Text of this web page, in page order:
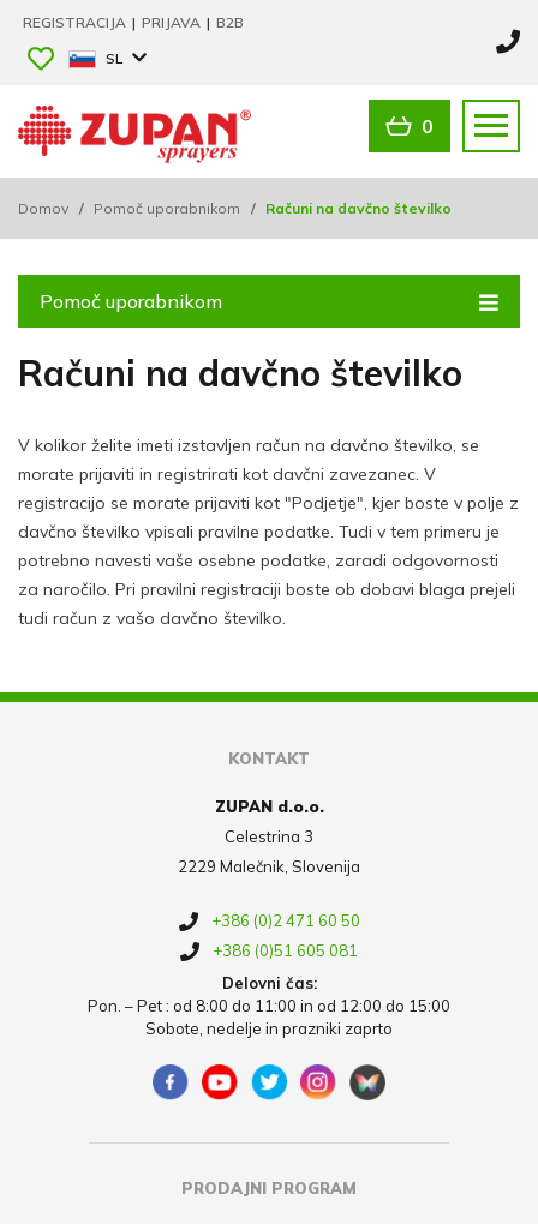
REGISTRACIJA | PRIJAVA | B2B
SL
0
Domov / Pomoč uporabnikom / Računi na davčno številko
Pomoč uporabnikom
Računi na davčno številko
V kolikor želite imeti izstavljen račun na davčno številko, se
morate prijaviti in registrirati kot davčni zavezanec. V
registracijo se morate prijaviti kot "Podjetje", kjer boste v polje z
davčno številko vpisali pravilne podatke. Tudi v tem primeru je
potrebno navesti vaše osebne podatke, zaradi odgovornosti
za naročilo. Pri pravilni registraciji boste ob dobavi blaga prejeli
tudi račun z vašo davčno številko.
KONTAKT
ZUPAN d.o.o.
Celestrina 3
2229 Malečnik, Slovenija
+386 (0)2 471 60 50
+386 (0)51 605 081
Delovni čas:
Pon. – Pet : od 8:00 do 11:00 in od 12:00 do 15:00
Sobote, nedelje in prazniki zaprto
PRODAJNI PROGRAM